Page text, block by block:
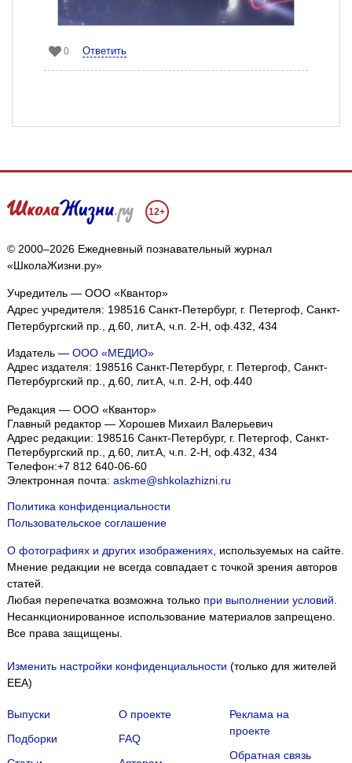
0 Ответить
12+
© 2000–2026 Ежедневный познавательный журнал
«ШколаЖизни.ру»
Учредитель — ООО «Квантор»
Адрес учредителя: 198516 Санкт-Петербург, г. Петергоф, Санкт-
Петербургский пр., д.60, лит.А, ч.п. 2-Н, оф.432, 434
Издатель — ООО «МЕДИО»
Адрес издателя: 198516 Санкт-Петербург, г. Петергоф, Санкт-
Петербургский пр., д.60, лит.А, ч.п. 2-Н, оф.440
Редакция — ООО «Квантор»
Главный редактор — Хорошев Михаил Валерьевич
Адрес редакции: 198516 Санкт-Петербург, г. Петергоф, Санкт-
Петербургский пр., д.60, лит.А, ч.п. 2-Н, оф.432, 434
Телефон:+7 812 640-06-60
Электронная почта: askme@shkolazhizni.ru
Политика конфиденциальности
Пользовательское соглашение
О фотографиях и других изображениях, используемых на сайте.
Мнение редакции не всегда совпадает с точкой зрения авторов
статей.
Любая перепечатка возможна только при выполнении условий.
Несанкционированное использование материалов запрещено.
Все права защищены.
Изменить настройки конфиденциальности (только для жителей
EEA)
Выпуски
Подборки
О проекте
FAQ
Реклама на
проекте
Обратная связь